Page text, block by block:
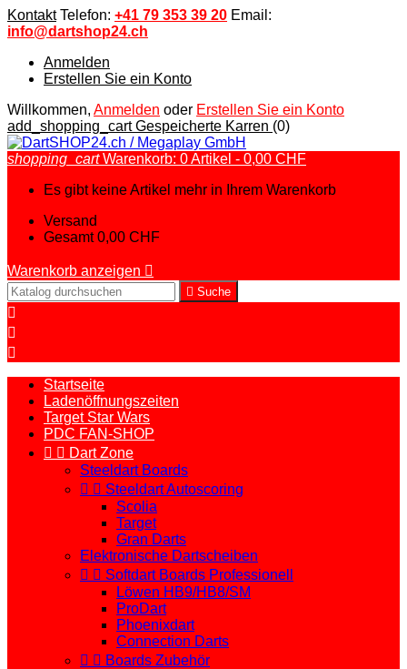
Kontakt Telefon: +41 79 353 39 20 Email:
info@dartshop24.ch
Anmelden
Erstellen Sie ein Konto
Willkommen, Anmelden oder Erstellen Sie ein Konto
add_shopping_cartGespeicherte Karren (0)
shopping_cart Warenkorb: 0Artikel - 0,00 CHF
Es gibt keine Artikel mehr in Ihrem Warenkorb
Versand
Gesamt 0,00 CHF
Warenkorb anzeigen 
 Suche



Startseite
Ladenöffnungszeiten
Target Star Wars
PDC FAN-SHOP
  Dart Zone
Steeldart Boards
  Steeldart Autoscoring
Scolia
Target
Gran Darts
Elektronische Dartscheiben
  Softdart Boards Professionell
Löwen HB9/HB8/SM
ProDart
Phoenixdart
Connection Darts
  Boards Zubehör